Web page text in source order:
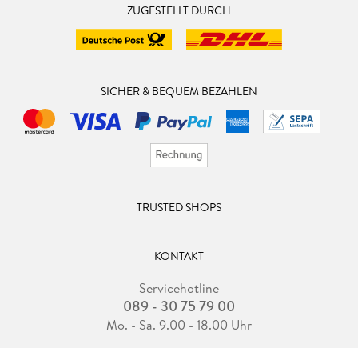
ZUGESTELLT DURCH
SICHER & BEQUEM BEZAHLEN
TRUSTED SHOPS
KONTAKT
Servicehotline
089 - 30 75 79 00
Mo. - Sa. 9.00 - 18.00 Uhr